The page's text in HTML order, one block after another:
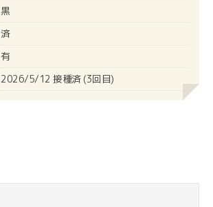
黒
済
有
2026/5/12 接種済 (3回目)